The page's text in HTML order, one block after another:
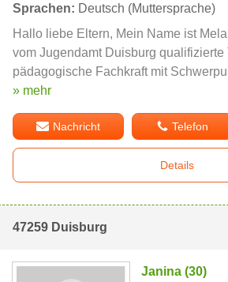
Sprachen: Deutsch (Muttersprache)
Hallo liebe Eltern, Mein Name ist
vom Jugendamt Duisburg qualifizierte
pädagogische Fachkraft mit
» mehr
Nachricht Telefon
Details
47259 Duisburg
Janina (30)